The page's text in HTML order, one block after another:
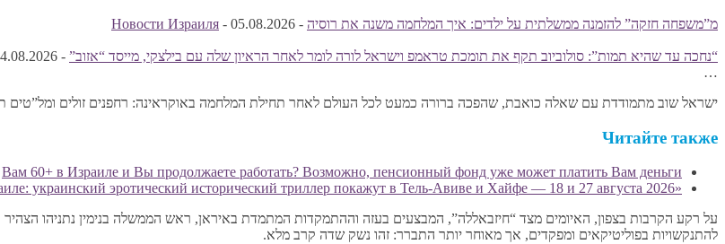
מ”משפחה חזקה” להזמנה ממשלתית על ילדים: איך המלחמה משנה את רוסיה -
05.08.2026
-
Новости Израиля
“נחכה עד שהיא תמות”: סולוביוב תקף את תומכת טראמפ וישראל לורה לומר לאחר הראיון שלה עם בילצקי, מייסד “אזוב” -
…
ישראל שוב מתמודדת עם שאלה כואבת, שהפכה ברורה כמעט לכל העולם לאחר תחילת המלחמה באוקראינה: רחפנים זולים
Читайте также
Вам 60+ в Израиле и Вы продолжаете работать? Возможно, пенсионный фонд уже может платить Вам деньги
«Всі відтінки спокуси» в Израиле: украинский эротический исторический триллер покажут в Тель-Авиве и Хайфе — 18 и 27 августа 2026
על רקע הקרבות בצפון, האיומים מצד “חיזבאללה”, המבצעים בעזה וההתמקדות המתמדת באיראן, ראש הממשלה בנימין נתניהו
להתנקשויות בפוליטיקאים ומפקדים, אך מאוחר יותר התברר: זהו נשק שדה קרב מלא.